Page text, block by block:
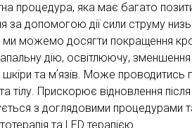
процедура, яка має багато
за допомогою дії сили струму
ми можемо досягти покращення
дію, освітлюючу,
шкіри та мʼязів. Може проводитись
тілу. Прискорює відновлення
з доглядовими процедурами
та LED терапією.